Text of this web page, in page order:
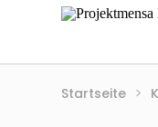
Startseite >